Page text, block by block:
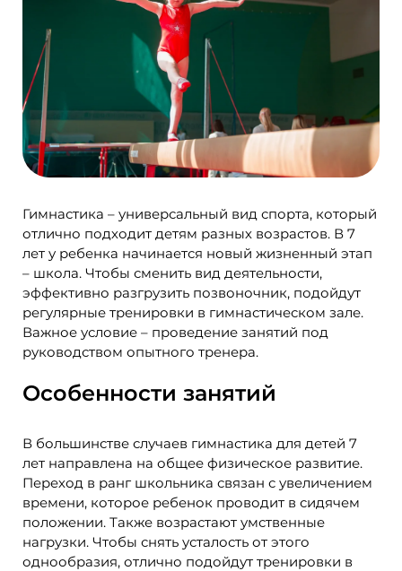
Гимнастика – универсальный вид спорта, который
отлично подходит детям разных возрастов. В 7
лет у ребенка начинается новый жизненный этап
– школа. Чтобы сменить вид деятельности,
эффективно разгрузить позвоночник, подойдут
регулярные тренировки в гимнастическом зале.
Важное условие – проведение занятий под
руководством опытного тренера.
Особенности занятий
В большинстве случаев гимнастика для детей 7
лет направлена на общее физическое развитие.
Переход в ранг школьника связан с увеличением
времени, которое ребенок проводит в сидячем
положении. Также возрастают умственные
нагрузки. Чтобы снять усталость от этого
однообразия, отлично подойдут тренировки в